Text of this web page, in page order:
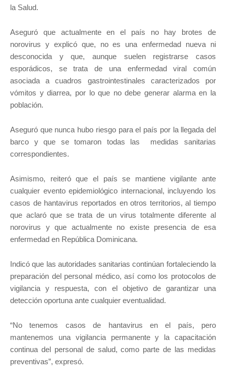
la Salud.
Aseguró que actualmente en el país no hay brotes de
norovirus y explicó que, no es una enfermedad nueva ni
desconocida y que, aunque suelen registrarse casos
esporádicos, se trata de una enfermedad viral común
asociada a cuadros gastrointestinales caracterizados por
vómitos y diarrea, por lo que no debe generar alarma en la
población.
Aseguró que nunca hubo riesgo para el país por la llegada del
barco y que se tomaron todas las medidas sanitarias
correspondientes.
Asimismo, reiteró que el país se mantiene vigilante ante
cualquier evento epidemiológico internacional, incluyendo los
casos de hantavirus reportados en otros territorios, al tiempo
que aclaró que se trata de un virus totalmente diferente al
norovirus y que actualmente no existe presencia de esa
enfermedad en República Dominicana.
Indicó que las autoridades sanitarias continúan fortaleciendo la
preparación del personal médico, así como los protocolos de
vigilancia y respuesta, con el objetivo de garantizar una
detección oportuna ante cualquier eventualidad.
“No tenemos casos de hantavirus en el país, pero
mantenemos una vigilancia permanente y la capacitación
continua del personal de salud, como parte de las medidas
preventivas”, expresó.